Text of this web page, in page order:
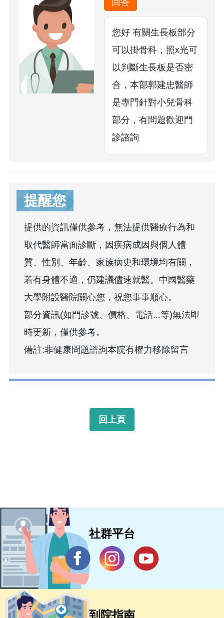
回答
您好 有關生長板部分
可以掛骨科，照x光可
以判斷生長板是否密
合，本部郭建忠醫師
是專門針對小兒骨科
部分，有問題歡迎門
診諮詢
提醒您
提供的資訊僅供參考，無法提供醫療行為和
取代醫師當面診斷，因疾病成因與個人體
質、性別、年齡、家族病史和環境均有關，
若有身體不適，仍建議儘速就醫。中國醫藥
大學附設醫院關心您，祝您事事順心。
部分資訊(如門診號、價格、電話...等)無法即
時更新，僅供參考。
備註:非健康問題諮詢本院有權力移除留言
回上頁
社群平台
到院指南